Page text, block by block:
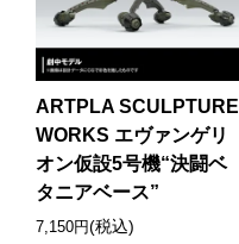
ARTPLA SCULPTURE
WORKS エヴァンゲリ
オン仮設5号機“決闘ベ
タニアベース”
7,150円(税込)